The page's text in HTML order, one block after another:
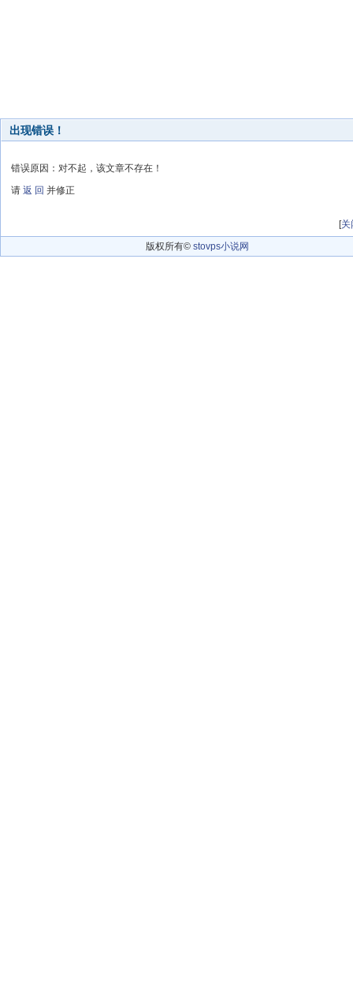
出现错误！
错误原因：对不起，该文章不存在！
请 返 回 并修正
[关
版权所有© stovps小说网